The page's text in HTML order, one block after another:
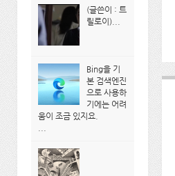
(글쓴이 : 트
릴로이)...
Bing을 기
본 검색엔진
으로 사용하
기에는 어려
움이 조금 있지요.